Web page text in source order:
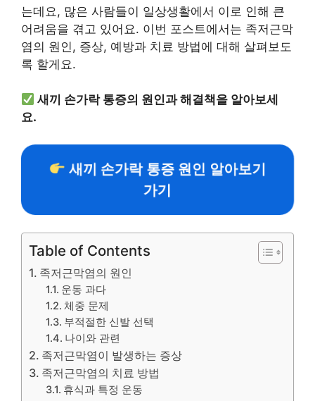
는데요, 많은 사람들이 일상생활에서 이로 인해 큰
어려움을 겪고 있어요. 이번 포스트에서는 족저근막
염의 원인, 증상, 예방과 치료 방법에 대해 살펴보도
록 할게요.
새끼 손가락 통증의 원인과 해결책을 알아보세
요.
새끼 손가락 통증 원인 알아보기
가기
Table of Contents
족저근막염의 원인
운동 과다
체중 문제
부적절한 신발 선택
나이와 관련
족저근막염이 발생하는 증상
족저근막염의 치료 방법
휴식과 특정 운동